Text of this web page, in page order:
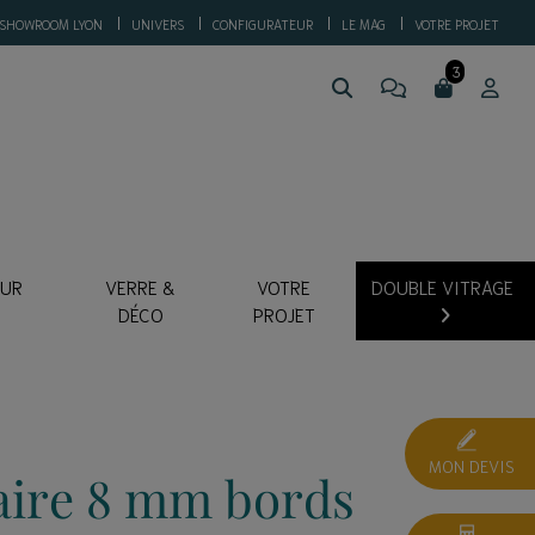
SHOWROOM LYON UNIVERS CONFIGURATEUR LE MAG VOTRE PROJET
VERRE &
DÉCO
VOTRE
PROJET
DOUBLE VITRAGE
8 mm bords
MON DEVIS